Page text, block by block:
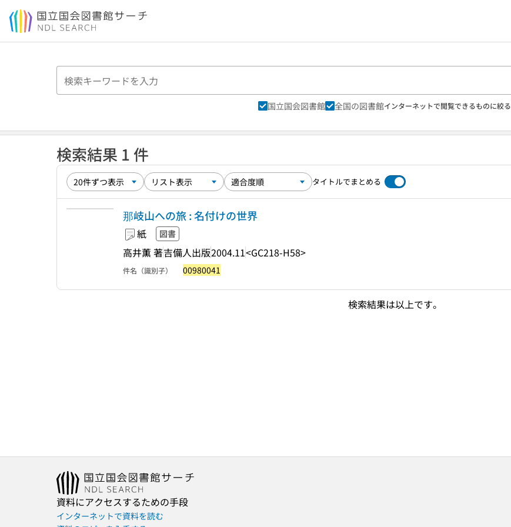
本文へ移動
国立国会図書館 全国の図書館インターネットで閲覧できるものに絞る
検索結果 1 件
タイトルでまとめる
那岐山への旅 : 名付けの世界
紙 図書
高井薫 著吉備人出版2004.11<GC218-H58>
件名（識別子） 00980041
検索結果は以上です。
資料にアクセスするための手段
インターネットで資料を読む